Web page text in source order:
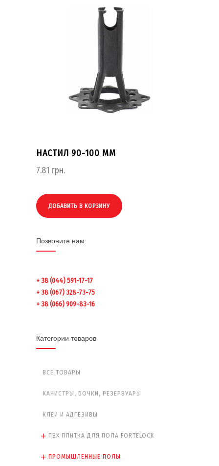
НАСТИЛ 90-100 ММ
7.81 грн.
ДОБАВИТЬ В КОРЗИНУ
Позвоните нам:
+ 38 (044) 591-17-17
+ 38 (067) 328-73-75
+ 38 (066) 909-83-16
Категории товаров
ВСЕ ТОВАРЫ
КАНИСТРЫ, БОЧКИ, РЕЗЕРВУАРЫ
КЛЕИ И АДГЕЗИВЫ
ПВХ ПЛИТКА ДЛЯ ПОЛА FORTELOCK
ПРОМЫШЛЕННЫЕ ПОЛЫ